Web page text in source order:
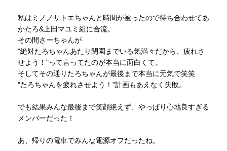
私はミノノサトエちゃんと時間が被ったので待ち合わせてあ
かたろ&上田マユミ組に合流。
その間さーちゃんが
"絶対たろちゃんあたり閉園までいる気満々だから、疲れさ
せよう！"って言ってたのが本当に面白くて。
そしてその通りたろちゃんが最後まで本当に元気で笑笑
"たろちゃんを疲れさせよう！"計画もあえなく失敗。
でも結果みんな最後まで笑顔絶えず、やっぱり心地良すぎる
メンバーだった！
あ、帰りの電車でみんな電源オフだったね。